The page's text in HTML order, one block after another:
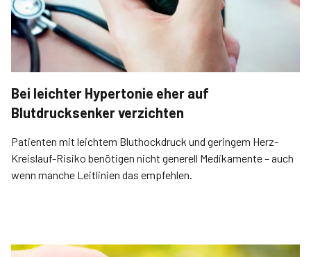
Bei leichter Hypertonie eher auf
Blutdrucksenker verzichten
Patienten mit leichtem Bluthockdruck und geringem Herz-
Kreislauf-Risiko benötigen nicht generell Medikamente – auch
wenn manche Leitlinien das empfehlen.